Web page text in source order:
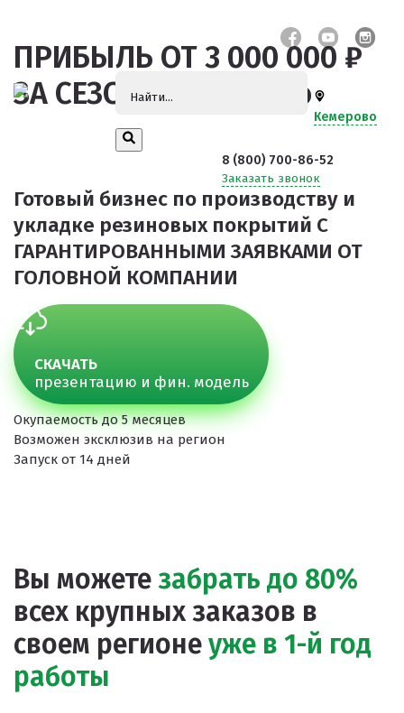
Кемерово
8 (800) 700-86-52
Заказать звонок
ПРОЕКТНЫЕ РЕШЕНИЯ ВОДОНЕПРОНИЦАЕМЫХ
Решение компании “Экополис” под Приказ №1134
Антискользящее покрытие для бассейна
Водонепроницаемые покрытия
ПРИБЫЛЬ ОТ 3 000 000 ₽
ЗА СЕЗОНв Кемерово
Готовый бизнес по производству и
укладке резиновых покрытий С
ГАРАНТИРОВАННЫМИ ЗАЯВКАМИ ОТ
ГОЛОВНОЙ КОМПАНИИ
СКАЧАТЬ
презентацию и фин. модель
Окупаемость до 5 месяцев
Возможен эксклюзив на регион
Запуск от 14 дней
Вы можетезабрать до 80%
всех крупных заказов в
своем регионеуже в 1-й год
работы